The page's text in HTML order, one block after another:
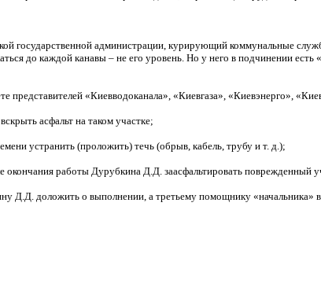
государственной администрации, курирующий коммунальные
до каждой канавы – не его уровень. Но у него в подчинении
представителей «Киевводоканала», «Киевгаза», «Киевэнерго»,
асфальт на таком участке;
устранить (проложить) течь (обрыв, кабель, трубу и т. д.);
окончания работы Дурубкина Д.Д. заасфальтировать поврежденный
Д.Д. доложить о выполнении, а третьему помощнику «начальника»